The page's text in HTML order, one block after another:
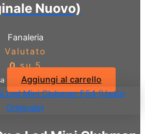
Nuovo)
Fanaleria
Valutato
0su 5
Aggiungi al carrello